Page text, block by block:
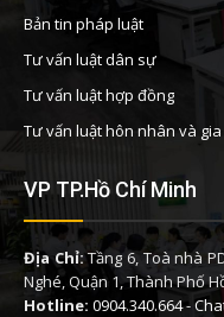
Bản tin pháp luật
Tư vấn luật dân sự
Tư vấn luật hợp đồng
Tư vấn luật hôn nhân và
VP TP.Hồ Chí Minh
Địa Chỉ:Tầng 6, Toà nhà
Nghé, Quận 1, Thành Phố
Hotline: 0904.340.664-